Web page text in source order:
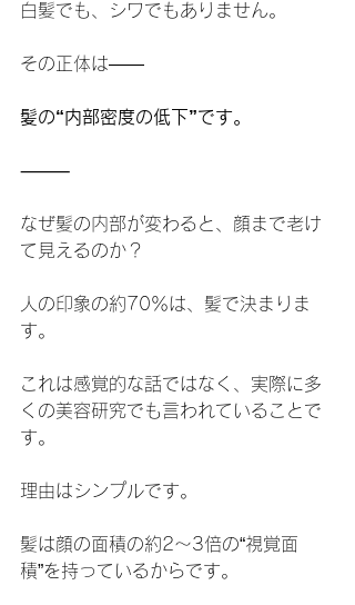
白髪でも、シワでもありません。
その正体は――
髪の“内部密度の低下”です。
⸻
なぜ髪の内部が変わると、顔まで老け
て見えるのか？
人の印象の約70％は、髪で決まりま
す。
これは感覚的な話ではなく、実際に多
くの美容研究でも言われていることで
す。
理由はシンプルです。
髪は顔の面積の約2〜3倍の“視覚面
積”を持っているからです。